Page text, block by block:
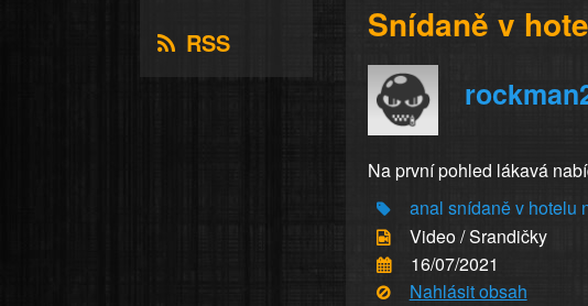
RSS Snídaně v
Na první pohled lákavá
anal snídaně v hotelu
Video / Srandičky
16/07/2021
Nahlásit obsah